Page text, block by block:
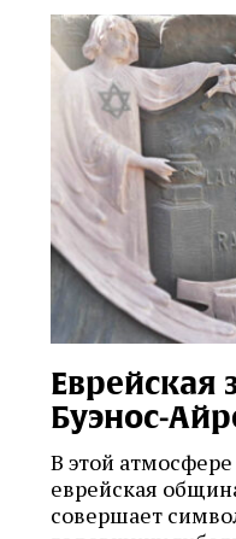
Еврейская
В этой
еврейская
совершает